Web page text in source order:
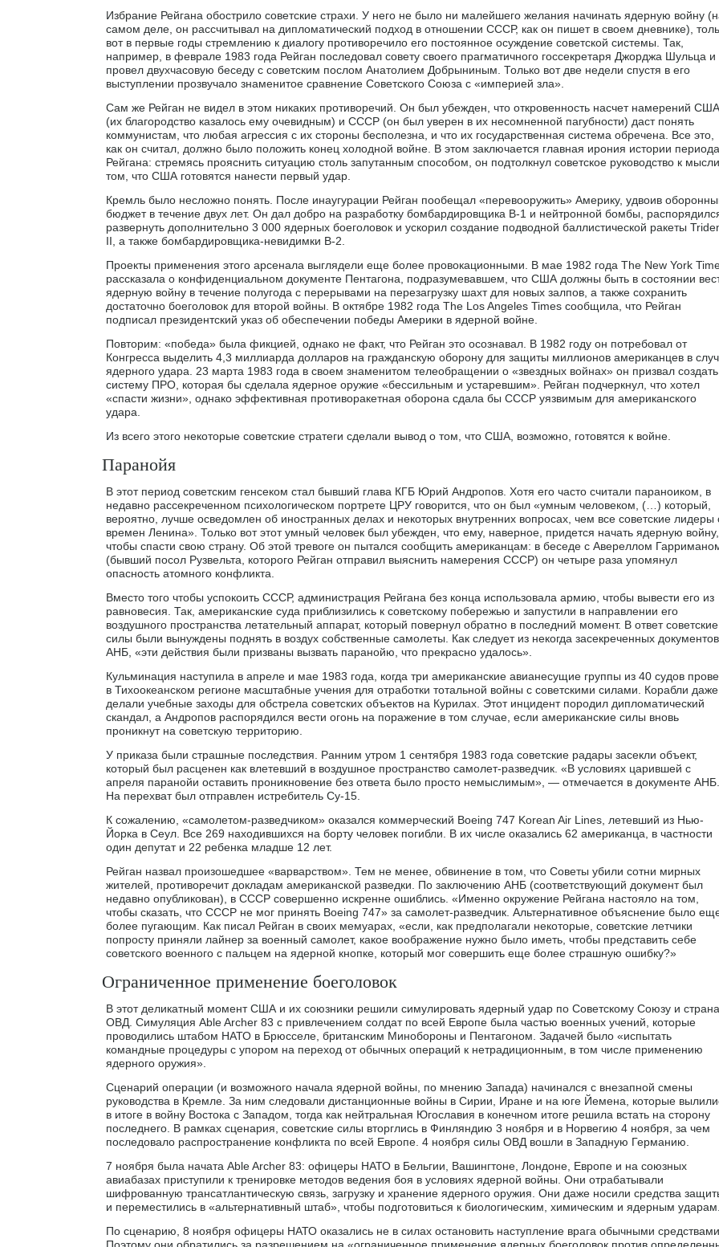
Избрание Рейгана обострило советские страхи. У него не было ни малейшего желания начинать ядерную войну
самом деле, он рассчитывал на дипломатический подход в отношении СССР, как он пишет в своем дневнике),
вот в первые годы стремлению к диалогу противоречило его постоянное осуждение советской системы. Так,
например, в феврале 1983 года Рейган последовал совету своего прагматичного госсекретаря Джорджа Шульца и
провел двухчасовую беседу с советским послом Анатолием Добрыниным. Только вот две недели спустя в его
выступлении прозвучало знаменитое сравнение Советского Союза с «империей зла».
Сам же Рейган не видел в этом никаких противоречий. Он был убежден, что откровенность насчет намерений США
(их благородство казалось ему очевидным) и СССР (он был уверен в их несомненной пагубности) даст понять
коммунистам, что любая агрессия с их стороны бесполезна, и что их государственная система обречена. Все это,
как он считал, должно было положить конец холодной войне. В этом заключается главная ирония истории периода
Рейгана: стремясь прояснить ситуацию столь запутанным способом, он подтолкнул советское руководство к
том, что США готовятся нанести первый удар.
Кремль было несложно понять. После инаугурации Рейган пообещал «перевооружить» Америку, удвоив
бюджет в течение двух лет. Он дал добро на разработку бомбардировщика В-1 и нейтронной бомбы,
развернуть дополнительно 3 000 ядерных боеголовок и ускорил создание подводной баллистической ракеты
II, а также бомбардировщика-невидимки В-2.
Проекты применения этого арсенала выглядели еще более провокационными. В мае 1982 года The New York
рассказала о конфиденциальном документе Пентагона, подразумевавшем, что США должны быть в состоянии
ядерную войну в течение полугода с перерывами на перезагрузку шахт для новых залпов, а также сохранить
достаточно боеголовок для второй войны. В октябре 1982 года The Los Angeles Times сообщила, что Рейган
подписал президентский указ об обеспечении победы Америки в ядерной войне.
Повторим: «победа» была фикцией, однако не факт, что Рейган это осознавал. В 1982 году он потребовал от
Конгресса выделить 4,3 миллиарда долларов на гражданскую оборону для защиты миллионов американцев в
ядерного удара. 23 марта 1983 года в своем знаменитом телеобращении о «звездных войнах» он призвал создать
систему ПРО, которая бы сделала ядерное оружие «бессильным и устаревшим». Рейган подчеркнул, что хотел
«спасти жизни», однако эффективная противоракетная оборона сдала бы СССР уязвимым для американского
удара.
Из всего этого некоторые советские стратеги сделали вывод о том, что США, возможно, готовятся к войне.
Паранойя
В этот период советским генсеком стал бывший глава КГБ Юрий Андропов. Хотя его часто считали параноиком, в
недавно рассекреченном психологическом портрете ЦРУ говорится, что он был «умным человеком, (…) который,
вероятно, лучше осведомлен об иностранных делах и некоторых внутренних вопросах, чем все советские лидеры
времен Ленина». Только вот этот умный человек был убежден, что ему, наверное, придется начать ядерную войну,
чтобы спасти свою страну. Об этой тревоге он пытался сообщить американцам: в беседе с Авереллом
(бывший посол Рузвельта, которого Рейган отправил выяснить намерения СССР) он четыре раза упомянул
опасность атомного конфликта.
Вместо того чтобы успокоить СССР, администрация Рейгана без конца использовала армию, чтобы вывести его из
равновесия. Так, американские суда приблизились к советскому побережью и запустили в направлении его
воздушного пространства летательный аппарат, который повернул обратно в последний момент. В ответ советские
силы были вынуждены поднять в воздух собственные самолеты. Как следует из некогда засекреченных документов
АНБ, «эти действия были призваны вызвать паранойю, что прекрасно удалось».
Кульминация наступила в апреле и мае 1983 года, когда три американские авианесущие группы из 40 судов
в Тихоокеанском регионе масштабные учения для отработки тотальной войны с советскими силами. Корабли даже
делали учебные заходы для обстрела советских объектов на Курилах. Этот инцидент породил дипломатический
скандал, а Андропов распорядился вести огонь на поражение в том случае, если американские силы вновь
проникнут на советскую территорию.
У приказа были страшные последствия. Ранним утром 1 сентября 1983 года советские радары засекли объект,
который был расценен как влетевший в воздушное пространство самолет-разведчик. «В условиях царившей с
апреля паранойи оставить проникновение без ответа было просто немыслимым», — отмечается в документе АНБ.
На перехват был отправлен истребитель Су-15.
К сожалению, «самолетом-разведчиком» оказался коммерческий Boeing 747 Korean Air Lines, летевший из Нью-
Йорка в Сеул. Все 269 находившихся на борту человек погибли. В их числе оказались 62 американца, в частности
один депутат и 22 ребенка младше 12 лет.
Рейган назвал произошедшее «варварством». Тем не менее, обвинение в том, что Советы убили сотни мирных
жителей, противоречит докладам американской разведки. По заключению АНБ (соответствующий документ был
недавно опубликован), в СССР совершенно искренне ошиблись. «Именно окружение Рейгана настояло на том,
чтобы сказать, что СССР не мог принять Boeing 747» за самолет-разведчик. Альтернативное объяснение было
более пугающим. Как писал Рейган в своих мемуарах, «если, как предполагали некоторые, советские летчики
попросту приняли лайнер за военный самолет, какое воображение нужно было иметь, чтобы представить себе
советского военного с пальцем на ядерной кнопке, который мог совершить еще более страшную ошибку?»
Ограниченное применение боеголовок
В этот деликатный момент США и их союзники решили симулировать ядерный удар по Советскому Союзу и
ОВД. Симуляция Able Archer 83 с привлечением солдат по всей Европе была частью военных учений, которые
проводились штабом НАТО в Брюсселе, британским Минобороны и Пентагоном. Задачей было «испытать
командные процедуры с упором на переход от обычных операций к нетрадиционным, в том числе применению
ядерного оружия».
Сценарий операции (и возможного начала ядерной войны, по мнению Запада) начинался с внезапной смены
руководства в Кремле. За ним следовали дистанционные войны в Сирии, Иране и на юге Йемена, которые
в итоге в войну Востока с Западом, тогда как нейтральная Югославия в конечном итоге решила встать на сторону
последнего. В рамках сценария, советские силы вторглись в Финляндию 3 ноября и в Норвегию 4 ноября, за чем
последовало распространение конфликта по всей Европе. 4 ноября силы ОВД вошли в Западную Германию.
7 ноября была начата Able Archer 83: офицеры НАТО в Бельгии, Вашингтоне, Лондоне, Европе и на союзных
авиабазах приступили к тренировке методов ведения боя в условиях ядерной войны. Они отрабатывали
шифрованную трансатлантическую связь, загрузку и хранение ядерного оружия. Они даже носили средства
и переместились в «альтернативный штаб», чтобы подготовиться к биологическим, химическим и ядерным ударам.
По сценарию, 8 ноября офицеры НАТО оказались не в силах остановить наступление врага обычными средствами.
Поэтому они обратились за разрешением на «ограниченное применение ядерных боеголовок против